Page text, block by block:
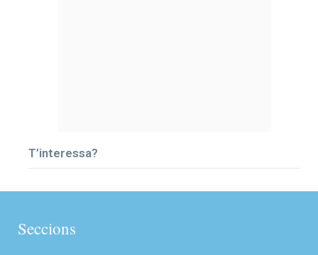
T’interessa?
Seccions